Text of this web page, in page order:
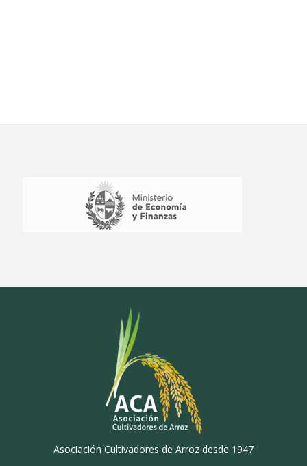
Asociación Cultivadores de Arroz desde 1947